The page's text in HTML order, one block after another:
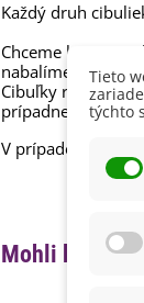
Každý druh
Chceme byť
nabalíme
Cibuľky ručne
prípadne ich hneď
V prípade záujmu
Mohli byste
Tieto
týchto